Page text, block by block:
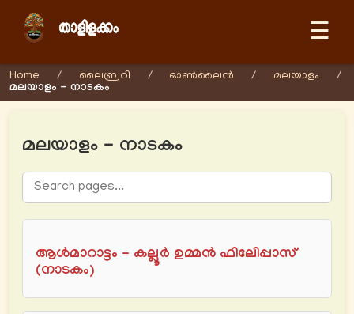
☰
Home / ലൈബ്രറി / ഓണ്‍ലൈന്‍ / മലയാളം /
മലയാളം - നാടകം
മലയാളം - നാടകം
ആൾമാറാട്ടം - കല്ലൂര്‍ ഉമ്മൻ ഫിലിേപ്പാസ്
(നാടകം)